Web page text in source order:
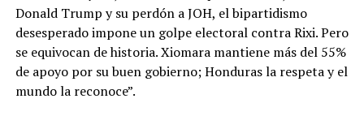
Donald Trump y su perdón a JOH, el bipartidismo
desesperado impone un golpe electoral contra Rixi. Pero
se equivocan de historia. Xiomara mantiene más del 55%
de apoyo por su buen gobierno; Honduras la respeta y el
mundo la reconoce”.